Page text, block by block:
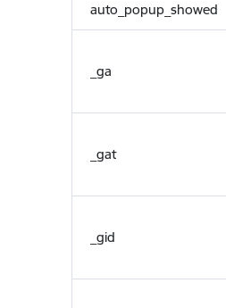
auto_popup_showed
_ga
_gat
_gid